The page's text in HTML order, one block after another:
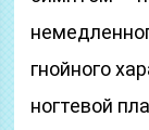
гнойного
ногтевой